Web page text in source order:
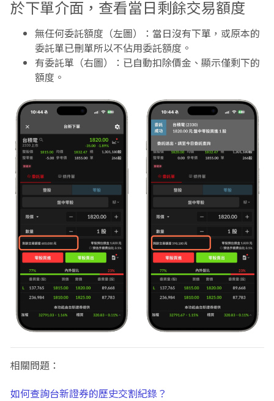
於下單介面，查看當日剩餘交易額度
無任何委託額度（左圖）：當日沒有下單，或原本的
委託單已刪單所以不佔用委託額度。
有委託單（右圖）：已自動扣除價金、顯示僅剩下的
額度。
相關問題：
如何查詢台新證券的歷史交割紀錄？